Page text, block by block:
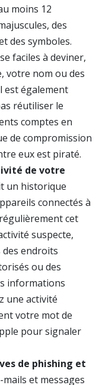
moins 12
des
des symboles.
faciles à deviner,
votre nom ou des
est également
réutiliser le
comptes en
de compromission
eux est piraté.
de votre
un historique
connectés à
cet
suspecte,
des endroits
ou des
informations
une activité
votre mot de
pour signaler
de phishing et
mails et messages